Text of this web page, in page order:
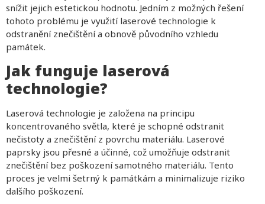
snížit jejich estetickou hodnotu. Jedním z možných řešení
tohoto problému je využití laserové technologie k
odstranění znečištění a obnově původního vzhledu
památek.
Jak funguje laserová
technologie?
Laserová technologie je založena na principu
koncentrovaného světla, které je schopné odstranit
nečistoty a znečištění z povrchu materiálu. Laserové
paprsky jsou přesné a účinné, což umožňuje odstranit
znečištění bez poškození samotného materiálu. Tento
proces je velmi šetrný k památkám a minimalizuje riziko
dalšího poškození.